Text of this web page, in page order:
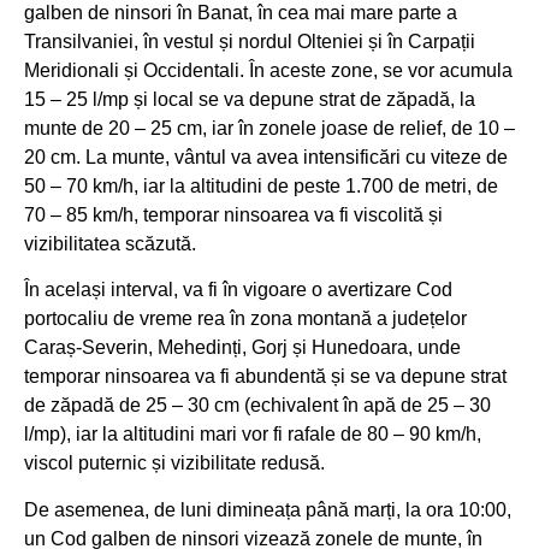
galben de ninsori în Banat, în cea mai mare parte a
Transilvaniei, în vestul și nordul Olteniei și în Carpații
Meridionali și Occidentali. În aceste zone, se vor acumula
15 – 25 l/mp și local se va depune strat de zăpadă, la
munte de 20 – 25 cm, iar în zonele joase de relief, de 10 –
20 cm. La munte, vântul va avea intensificări cu viteze de
50 – 70 km/h, iar la altitudini de peste 1.700 de metri, de
70 – 85 km/h, temporar ninsoarea va fi viscolită și
vizibilitatea scăzută.
În același interval, va fi în vigoare o avertizare Cod
portocaliu de vreme rea în zona montană a județelor
Caraș-Severin, Mehedinți, Gorj și Hunedoara, unde
temporar ninsoarea va fi abundentă și se va depune strat
de zăpadă de 25 – 30 cm (echivalent în apă de 25 – 30
l/mp), iar la altitudini mari vor fi rafale de 80 – 90 km/h,
viscol puternic și vizibilitate redusă.
De asemenea, de luni dimineața până marți, la ora 10:00,
un Cod galben de ninsori vizează zonele de munte, în